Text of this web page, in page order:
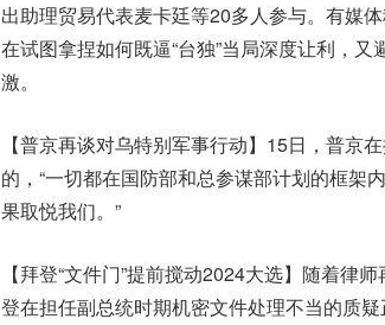
出助理贸易代表麦卡廷等20多人参与。有媒
在试图拿捏如何既逼“台独”当局深度让利，
激。
【普京再谈对乌特别军事行动】15日，普京
的，“一切都在国防部和总参谋部计划的框架
果取悦我们。”
【拜登“文件门”提前搅动2024大选】随着律
登在担任副总统时期机密文件处理不当的质